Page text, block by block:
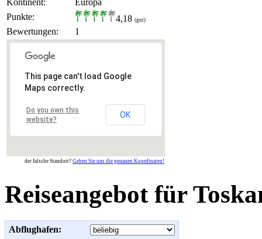
Kontinent:
Europa
Punkte:
4,18 (gut)
Bewertungen: 1
This page can't load Google
Maps correctly.
Do you own this
website?
OK
der falsche Standort? Geben Sie uns die genauen Koordinaten!
Reiseangebot für
Abflughafen: